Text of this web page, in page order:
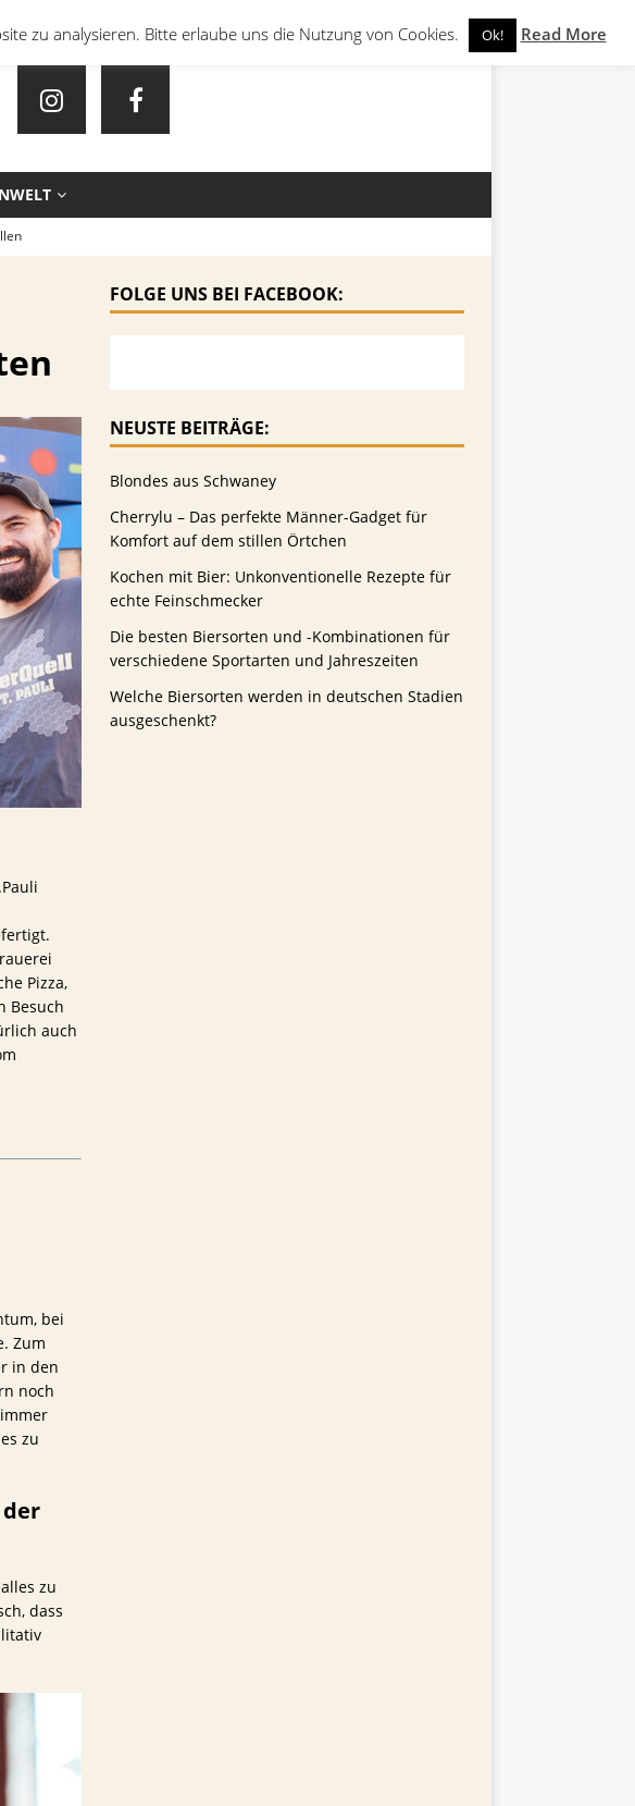
Pizza,
Besuch
auch
bei
Zum
in den
noch
zu
zu
dass
FOLGE UNS BEI FACEBOOK:
NEUSTE BEITRÄGE:
Blondes aus Schwaney
Cherrylu – Das perfekte Männer-Gadget für
Komfort auf dem stillen Örtchen
Kochen mit Bier: Unkonventionelle Rezepte für
echte Feinschmecker
Die besten Biersorten und -Kombinationen für
verschiedene Sportarten und Jahreszeiten
Welche Biersorten werden in deutschen Stadien
ausgeschenkt?
zu analysieren. Bitte erlaube uns die Nutzung von Cookies. Ok! Read More